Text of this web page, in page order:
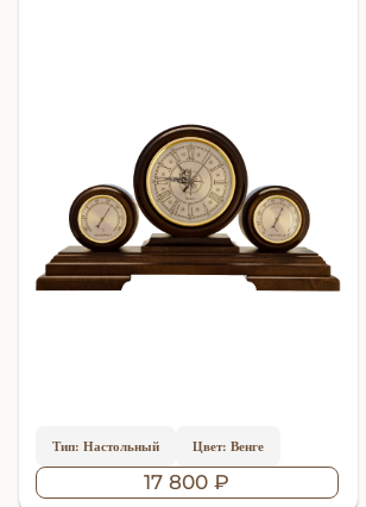
Тип: Настольный Цвет: Венге
17 800 ₽